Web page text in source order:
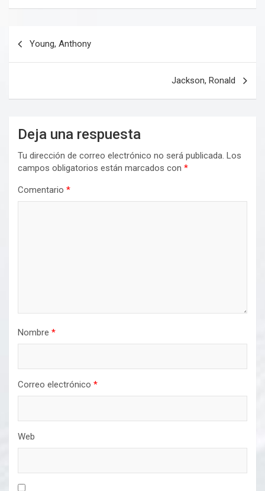
Young, Anthony
Jackson, Ronald
Deja una respuesta
Tu dirección de correo electrónico no será publicada. Los
campos obligatorios están marcados con *
Comentario *
Nombre *
Correo electrónico *
Web